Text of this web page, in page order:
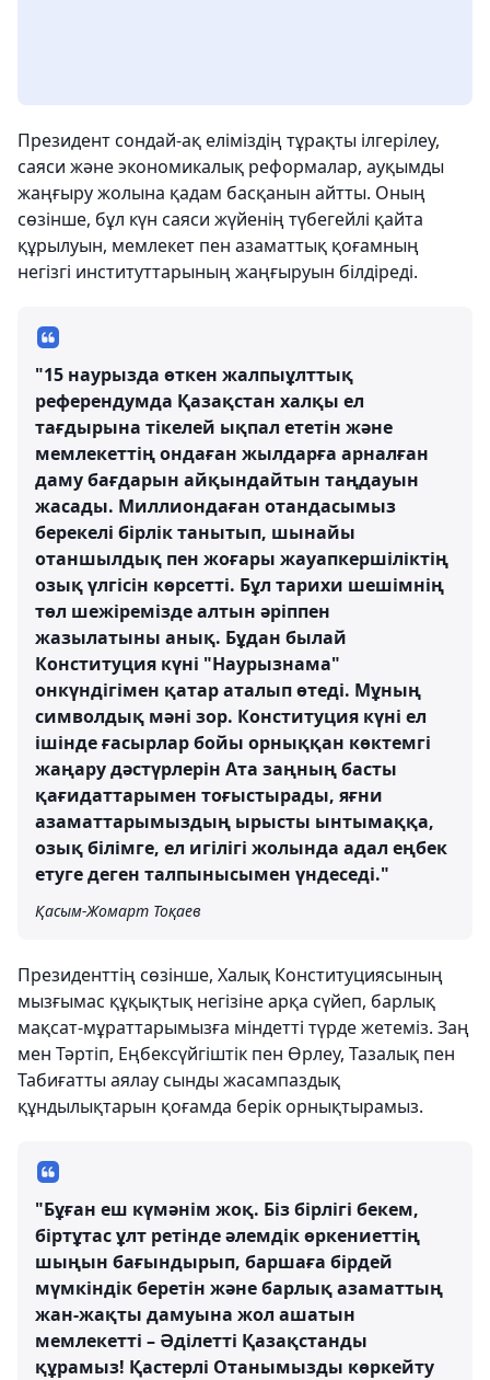
Президент сондай-ақ еліміздің тұрақты ілгерілеу,
саяси және экономикалық реформалар, ауқымды
жаңғыру жолына қадам басқанын айтты. Оның
сөзінше, бұл күн саяси жүйенің түбегейлі қайта
құрылуын, мемлекет пен азаматтық қоғамның
негізгі институттарының жаңғыруын білдіреді.
"15 наурызда өткен жалпыұлттық
референдумда Қазақстан халқы ел
тағдырына тікелей ықпал ететін және
мемлекеттің ондаған жылдарға арналған
даму бағдарын айқындайтын таңдауын
жасады. Миллиондаған отандасымыз
берекелі бірлік танытып, шынайы
отаншылдық пен жоғары жауапкершіліктің
озық үлгісін көрсетті. Бұл тарихи шешімнің
төл шежіремізде алтын әріппен
жазылатыны анық. Бұдан былай
Конституция күні "Наурызнама"
онкүндігімен қатар аталып өтеді. Мұның
символдық мәні зор. Конституция күні ел
ішінде ғасырлар бойы орныққан көктемгі
жаңару дәстүрлерін Ата заңның басты
қағидаттарымен тоғыстырады, яғни
азаматтарымыздың ырысты ынтымаққа,
озық білімге, ел игілігі жолында адал еңбек
етуге деген талпынысымен үндеседі."
Қасым-Жомарт Тоқаев
Президенттің сөзінше, Халық Конституциясының
мызғымас құқықтық негізіне арқа сүйеп, барлық
мақсат-мұраттарымызға міндетті түрде жетеміз. Заң
мен Тәртіп, Еңбексүйгіштік пен Өрлеу, Тазалық пен
Табиғатты аялау сынды жасампаздық
құндылықтарын қоғамда берік орнықтырамыз.
"Бұған еш күмәнім жоқ. Біз бірлігі бекем,
біртұтас ұлт ретінде әлемдік өркениеттің
шыңын бағындырып, баршаға бірдей
мүмкіндік беретін және барлық азаматтың
жан-жақты дамуына жол ашатын
мемлекетті – Әділетті Қазақстанды
құрамыз! Қастерлі Отанымызды көркейту